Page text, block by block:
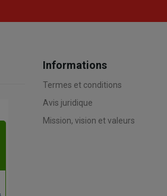
Informations
Termes et conditions
Avis juridique
Mission, vision et valeurs